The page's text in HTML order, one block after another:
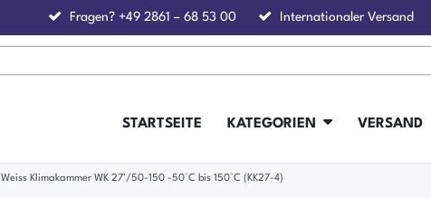
Fragen? +49 2861 – 68 53 00 Internationaler Versand
STARTSEITE KATEGORIEN VERSAND
Weiss Klimakammer WK 27'/50-150 -50°C bis 150°C (KK27-4)